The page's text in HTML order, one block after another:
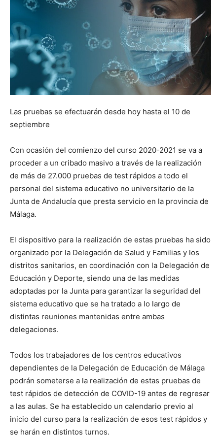
Las pruebas se efectuarán desde hoy hasta el 10 de
septiembre
Con ocasión del comienzo del curso 2020-2021 se va a
proceder a un cribado masivo a través de la realización
de más de 27.000 pruebas de test rápidos a todo el
personal del sistema educativo no universitario de la
Junta de Andalucía que presta servicio en la provincia de
Málaga.
El dispositivo para la realización de estas pruebas ha sido
organizado por la Delegación de Salud y Familias y los
distritos sanitarios, en coordinación con la Delegación de
Educación y Deporte, siendo una de las medidas
adoptadas por la Junta para garantizar la seguridad del
sistema educativo que se ha tratado a lo largo de
distintas reuniones mantenidas entre ambas
delegaciones.
Todos los trabajadores de los centros educativos
dependientes de la Delegación de Educación de Málaga
podrán someterse a la realización de estas pruebas de
test rápidos de detección de COVID-19 antes de regresar
a las aulas. Se ha establecido un calendario previo al
inicio del curso para la realización de esos test rápidos y
se harán en distintos turnos.